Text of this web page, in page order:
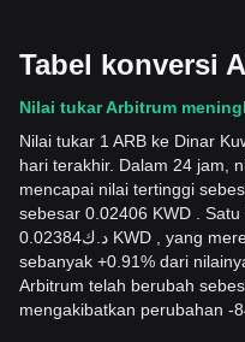
Tabel konversi
Nilai tukar Arbitrum
Nilai tukar 1 ARB ke Dinar
hari terakhir. Dalam 24 jam,
mencapai nilai tertinggi
sebesar 0.02406 KWD .
د.ك0.02384 KWD , yang merepresentasikan perubahan
sebanyak +0.91% dari
Arbitrum telah berubah
mengakibatkan perubahan -